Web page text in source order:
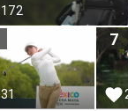
172
31
7